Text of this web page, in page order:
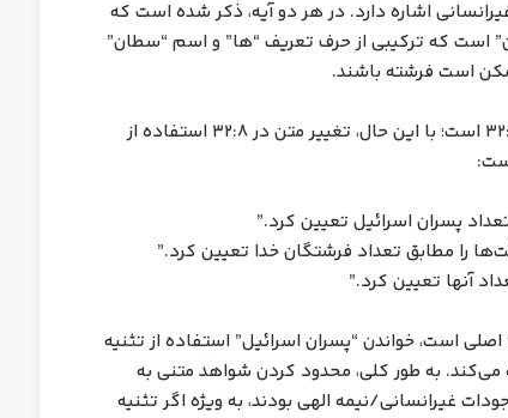
اشاره دارد. در هر دو آیه، ذکر شده است که
است که ترکیبی از حرف تعریف “ها” و اسم “سطان”
است فرشته باشند.
احتمالا بخش مهم‌تر برای تفسیر متن پیدایش، تثنیه ۳۲:۸ است؛ با این حال، تغییر متن در ۳۲:۸ استفاده از
پسران اسرائیل تعیین کرد.”
را مطابق تعداد فرشتگان خدا تعیین کرد.”
آنها تعیین کرد.”
است، خواندن “پسران اسرائیل” استفاده از تثنیه
“پسران خدا” در پیدایش ۶:۴ پیچیده می‌کند. به طور کلی، محدود کردن شواهد متنی به
غیرانسانی/نیمه الهی بودند، به ویژه اگر تثنیه